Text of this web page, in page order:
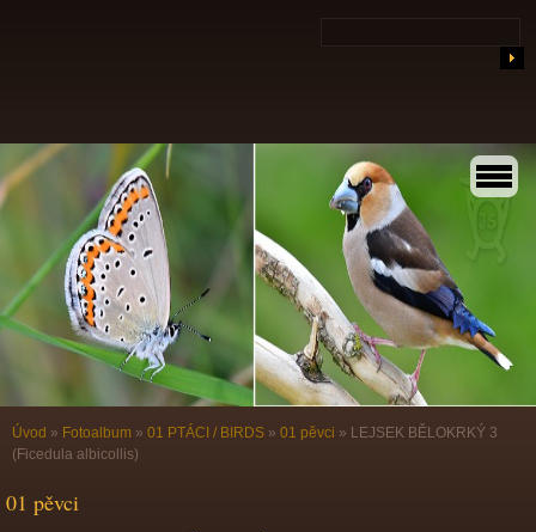
Úvod » Fotoalbum » 01 PTÁCI / BIRDS » 01 pěvci » LEJSEK BĚLOKRKÝ 3
(Ficedula albicollis)
01 pěvci